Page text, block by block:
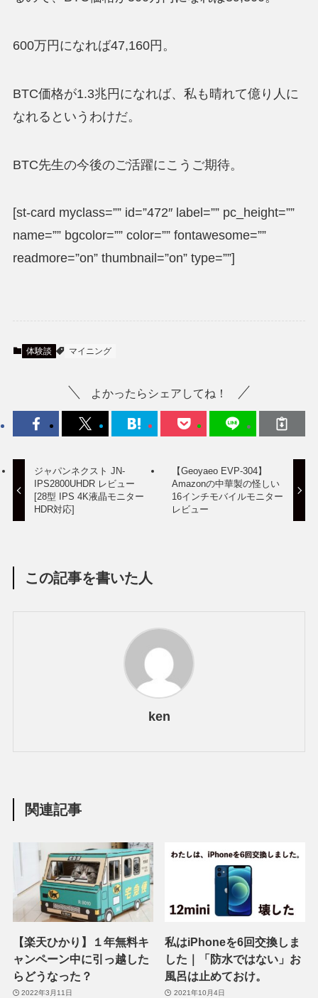
600万円になれば47,160円。
BTC価格が1.3兆円になれば、私も晴れて億り人に
なれるというわけだ。
BTC先生の今後のご活躍にこうご期待。
[st-card myclass=”” id=”472″ label=”” pc_height=””
name=”” bgcolor=”” color=”” fontawesome=””
readmore=”on” thumbnail=”on” type=””]
体験談 マイニング
よかったらシェアしてね！
ジャパンネクスト JN-
IPS2800UHDR レビュー
[28型 IPS 4K液晶モニター
HDR対応]
【Geoyaeo EVP-304】
Amazonの中華製の怪しい
16インチモバイルモニター
レビュー
この記事を書いた人
ken
関連記事
【楽天ひかり】１年無料キ
ャンペーン中に引っ越した
らどうなった？
2022年3月11日
私はiPhoneを6回交換しま
した｜「防水ではない」お
風呂は止めておけ。
2021年10月4日